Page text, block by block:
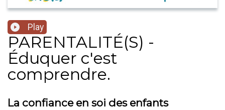
Play
PARENTALITÉ(S) -
Éduquer c'est
comprendre.
La confiance en soi des enfants